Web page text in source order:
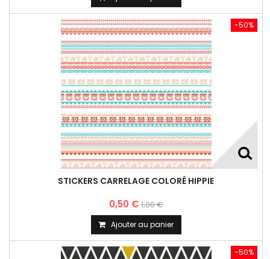
STICKERS CARRELAGE COLORÉ HIPPIE
0,50 €1,00 €
-50%
Ajouter au panier
-50%